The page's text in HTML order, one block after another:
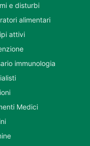
e disturbi
alimentari
attivi
immunologia
Medici